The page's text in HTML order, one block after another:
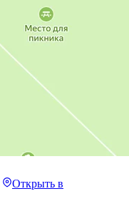
Открыть в